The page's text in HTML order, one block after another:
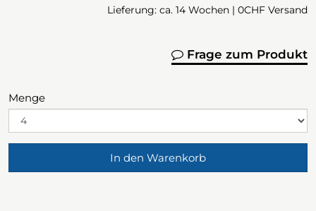
Lieferung: ca. 14 Wochen | 0CHF Versand
Frage zum Produkt
Menge
In den Warenkorb